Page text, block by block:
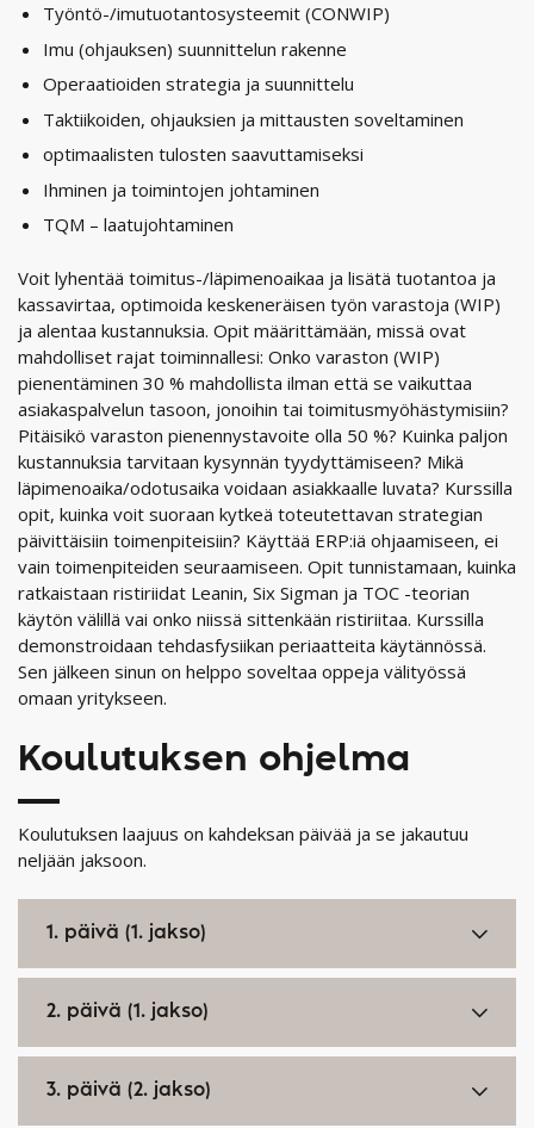
Työntö-/imutuotantosysteemit (CONWIP)
Imu (ohjauksen) suunnittelun rakenne
Operaatioiden strategia ja suunnittelu
Taktiikoiden, ohjauksien ja mittausten soveltaminen
optimaalisten tulosten saavuttamiseksi
Ihminen ja toimintojen johtaminen
TQM – laatujohtaminen
Voit lyhentää toimitus-/läpimenoaikaa ja lisätä tuotantoa ja
kassavirtaa, optimoida keskeneräisen työn varastoja (WIP)
ja alentaa kustannuksia. Opit määrittämään, missä ovat
mahdolliset rajat toiminnallesi: Onko varaston (WIP)
pienentäminen 30 % mahdollista ilman että se vaikuttaa
asiakaspalvelun tasoon, jonoihin tai toimitusmyöhästymisiin?
Pitäisikö varaston pienennystavoite olla 50 %? Kuinka paljon
kustannuksia tarvitaan kysynnän tyydyttämiseen? Mikä
läpimenoaika/odotusaika voidaan asiakkaalle luvata? Kurssilla
opit, kuinka voit suoraan kytkeä toteutettavan strategian
päivittäisiin toimenpiteisiin? Käyttää ERP:iä ohjaamiseen, ei
vain toimenpiteiden seuraamiseen. Opit tunnistamaan, kuinka
ratkaistaan ristiriidat Leanin, Six Sigman ja TOC -teorian
käytön välillä vai onko niissä sittenkään ristiriitaa. Kurssilla
demonstroidaan tehdasfysiikan periaatteita käytännössä.
Sen jälkeen sinun on helppo soveltaa oppeja välityössä
omaan yritykseen.
Koulutuksen ohjelma
Koulutuksen laajuus on kahdeksan päivää ja se jakautuu
neljään jaksoon.
1. päivä (1. jakso)
2. päivä (1. jakso)
3. päivä (2. jakso)